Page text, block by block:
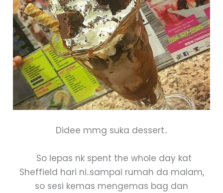
Didee mmg suka dessert..
So lepas nk spent the whole day kat
Sheffield hari ni..sampai rumah da malam,
so sesi kemas mengemas bag dan